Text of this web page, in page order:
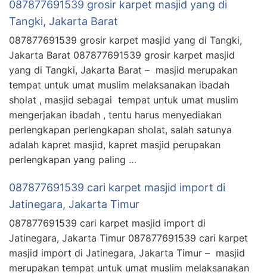
087877691539 grosir karpet masjid yang di
Tangki, Jakarta Barat
087877691539 grosir karpet masjid yang di Tangki,
Jakarta Barat 087877691539 grosir karpet masjid
yang di Tangki, Jakarta Barat – masjid merupakan
tempat untuk umat muslim melaksanakan ibadah
sholat , masjid sebagai tempat untuk umat muslim
mengerjakan ibadah , tentu harus menyediakan
perlengkapan perlengkapan sholat, salah satunya
adalah kapret masjid, kapret masjid perupakan
perlengkapan yang paling …
087877691539 cari karpet masjid import di
Jatinegara, Jakarta Timur
087877691539 cari karpet masjid import di
Jatinegara, Jakarta Timur 087877691539 cari karpet
masjid import di Jatinegara, Jakarta Timur – masjid
merupakan tempat untuk umat muslim melaksanakan